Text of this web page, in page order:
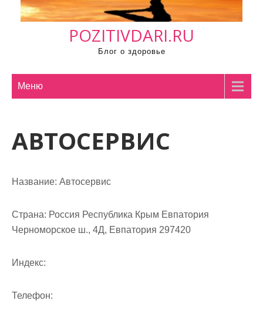
POZITIVDARI.RU
Блог о здоровье
Меню
АВТОСЕРВИС
Название: Автосервис
Страна: Россия Республика Крым Евпатория
Черноморское ш., 4Д, Евпатория 297420
Индекс:
Телефон: